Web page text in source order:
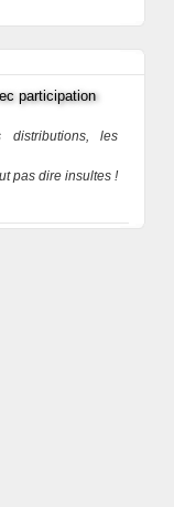
participation
distributions, les
pas dire insultes !